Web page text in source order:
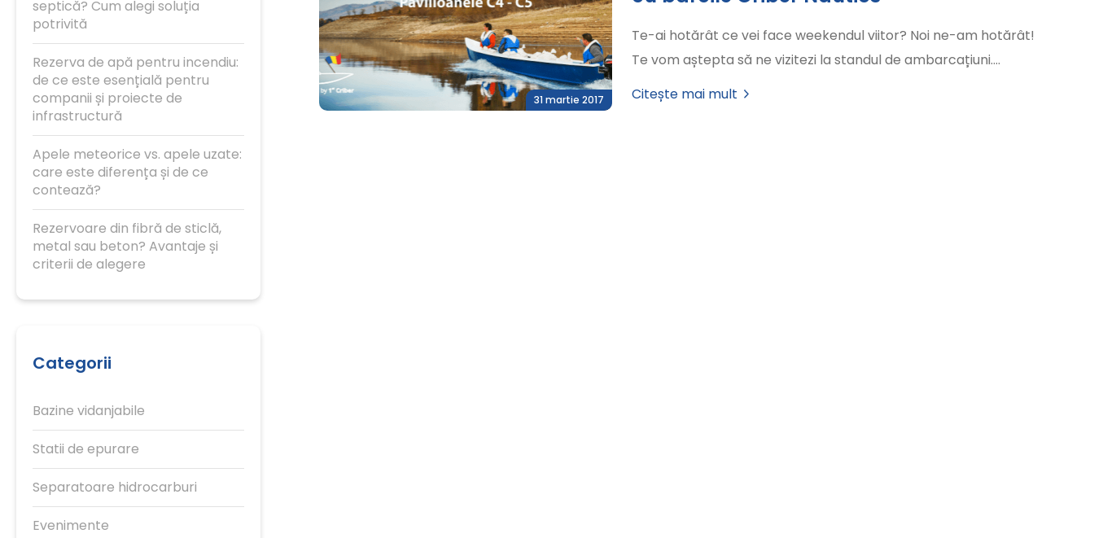
septică? Cum alegi soluția
potrivită
Rezerva de apă pentru incendiu:
de ce este esențială pentru
companii și proiecte de
infrastructură
Apele meteorice vs. apele uzate:
care este diferența și de ce
contează?
Rezervoare din fibră de sticlă,
metal sau beton? Avantaje și
criterii de alegere
Categorii
Bazine vidanjabile
Statii de epurare
Separatoare hidrocarburi
Evenimente
31 martie 2017
Te-ai hotărât ce vei face weekendul viitor? Noi ne-am hotărât!
Te vom aștepta să ne vizitezi la standul de ambarcațiuni.…
Citește mai mult